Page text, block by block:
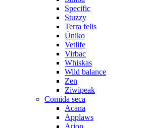
Specific
Stuzzy
Terra felis
Úniko
Vetlife
Virbac
Whiskas
Wild balance
Zen
Ziwipeak
Comida seca
Acana
Applaws
Arion